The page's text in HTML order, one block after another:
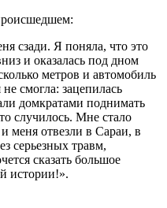
сзади. Я поняла, что это
и оказалась под дном
метров и автомобиль
смогла: зацепилась
домкратами поднимать
случилось. Мне стало
меня отвезли в Сараи, в
серьезных травм,
сказать большое
истории!».